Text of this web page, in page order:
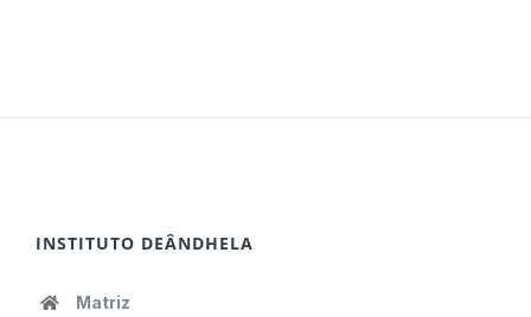
INSTITUTO DEÂNDHELA
Matriz